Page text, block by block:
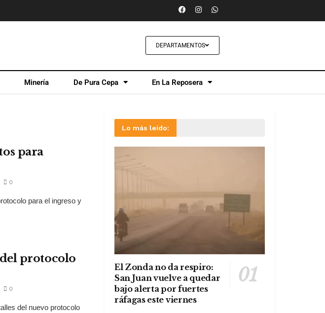
DEPARTAMENTOS
Minería De Pura Cepa En La Reposera
para
0
para el ingreso y
protocolo
0
del nuevo protocolo
Lo más leído:
El Zonda no da respiro:
San Juan vuelve a quedar
bajo alerta por fuertes
ráfagas este viernes